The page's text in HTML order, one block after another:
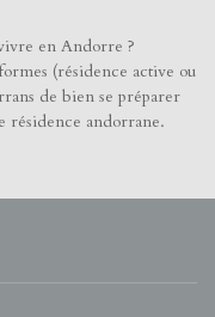
en Andorre ?
(résidence active ou
de bien se préparer
résidence andorrane.